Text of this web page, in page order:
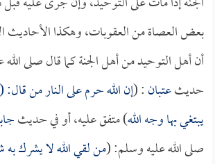
بعض العصاة من العقوبات، وهكذا الأحاديث
أن أهل التوحيد من أهل الجنة كما قال صلى
حديثعتبان: (إن الله حرم على النار من قال:
يبتغي بها وجه الله) متفق عليه، أو في حديث
صلى الله عليه وسلم: (من لقي الله لا يشرك به